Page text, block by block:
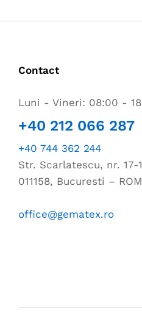
Contact
Luni - Vineri: 08:00 -
+40 212 066 287
+40 744 362 244
Str. Scarlatescu, nr. 17-
011158, Bucuresti –
office@gematex.ro